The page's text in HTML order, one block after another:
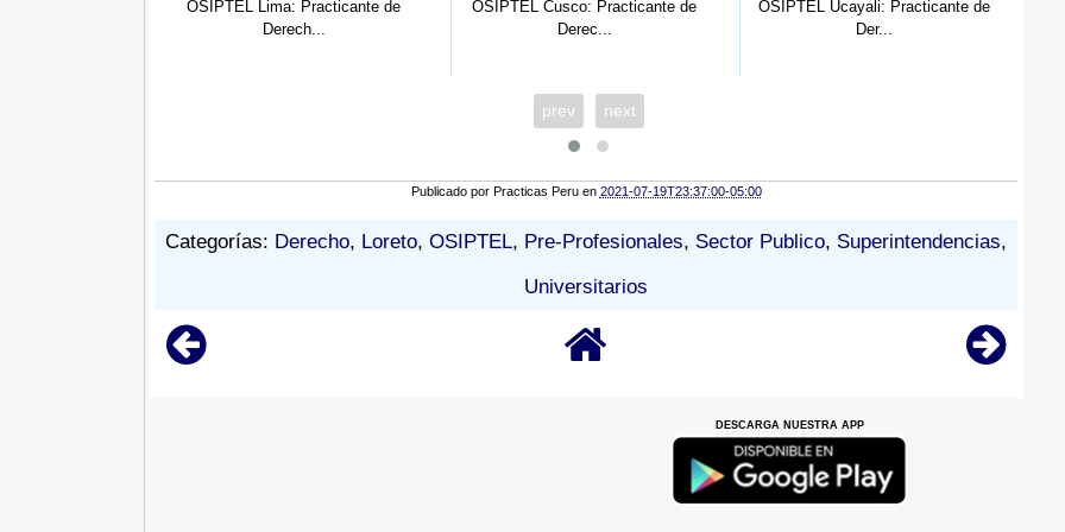
OSIPTEL Cusco: Practicante de
Derec...
OSIPTEL Ucayali: Practicante de
Der...
SUNARP HUARAZ Nº 03:
Practicante Pr...
prev next
Publicado por Practicas Peru en 2021-07-19T23:37:00-05:00
Categorías: Derecho, Loreto, OSIPTEL, Pre-Profesionales, Sector Publico, Superintendencias,
Universitarios
DESCARGA NUESTRA APP